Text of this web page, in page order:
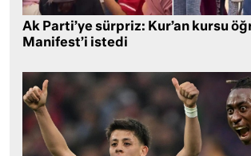
Ak Parti’ye sürpriz: Kur’an kursu
Manifest’i istedi